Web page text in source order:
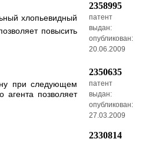
хлопьевидный
повысить
2358995
патент
выдан:
опубликован:
20.06.2009
при следующем
позволяет
2350635
патент
выдан:
опубликован:
27.03.2009
2330814